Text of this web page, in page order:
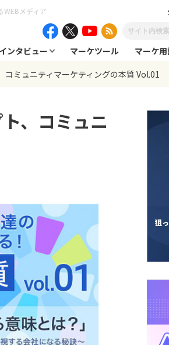
WEBメディア
ンタビュー マーケツール マーケ
コミュニティマーケティングの本質 Vol.01
、コミュニ